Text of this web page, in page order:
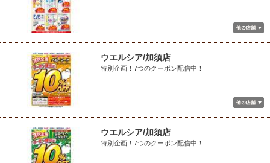
ウエルシア/加須店
特別企画！7つのクーポン配信中！
ウエルシア/加須店
特別企画！7つのクーポン配信中！